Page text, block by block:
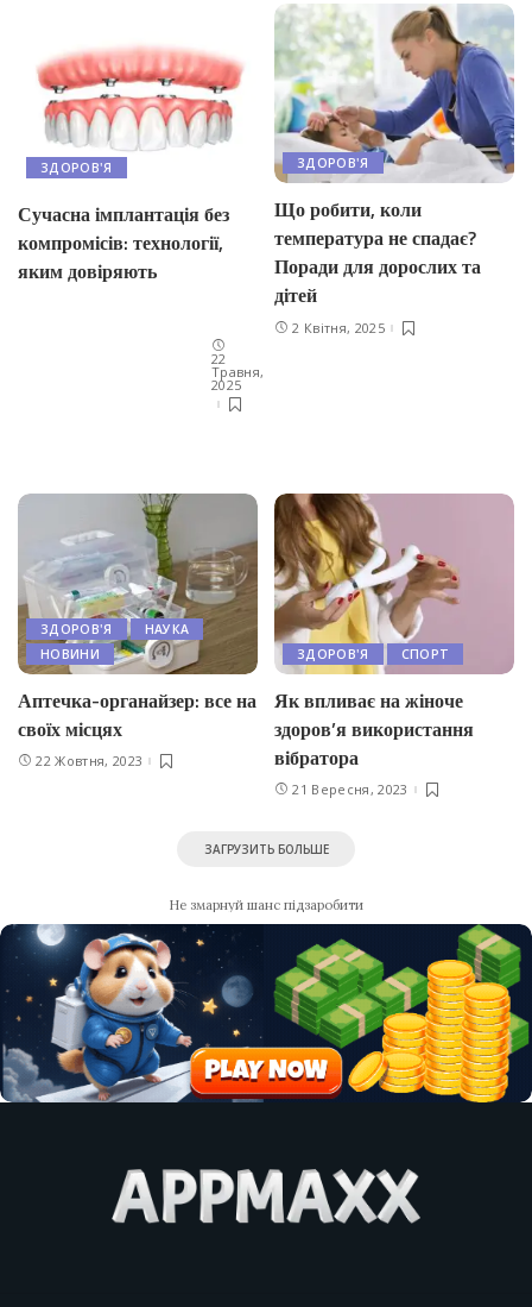
ЗДОРОВ'Я
Сучасна імплантація без
компромісів: технології,
яким довіряють
22
Травня,
2025
ЗДОРОВ'Я
Що робити, коли
температура не спадає?
Поради для дорослих та
дітей
2 Квітня, 2025
ЗДОРОВ'Я
НАУКА
НОВИНИ
Аптечка-органайзер: все на
своїх місцях
22 Жовтня, 2023
ЗДОРОВ'Я СПОРТ
Як впливає на жіноче
здоров’я використання
вібратора
21 Вересня, 2023
ЗАГРУЗИТЬ БОЛЬШЕ
Не змарнуй шанс підзаробити